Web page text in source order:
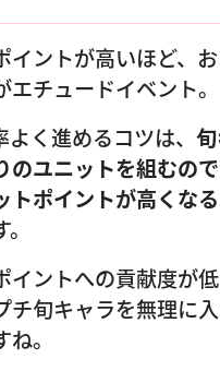
イントが高いほど、
エチュードイベント。
よく進めるコツは、
のユニットを組むの
トポイントが高くな
イントへの貢献度が
チ旬キャラを無理に
。